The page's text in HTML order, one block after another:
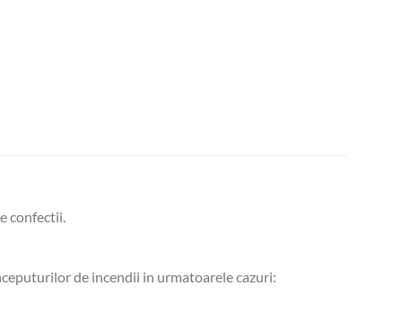
confectii.
de incendii in urmatoarele cazuri: